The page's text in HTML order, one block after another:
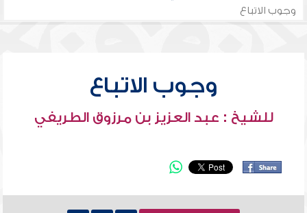
وجوب الاتباع
وجوب الاتباع
للشيخ : عبد العزيز بن مرزوق الطريفي